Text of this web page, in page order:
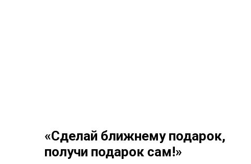
«Сделай ближнему подарок,
получи подарок сам!»